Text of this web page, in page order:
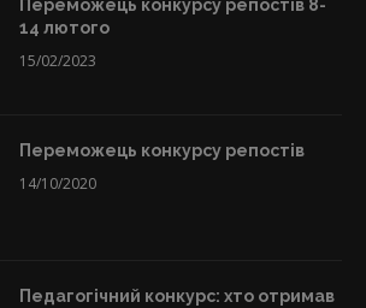
Переможець конкурсу репостів 8-
14 лютого
15/02/2023
Переможець конкурсу репостів
14/10/2020
Педагогічний конкурс: хто отримав